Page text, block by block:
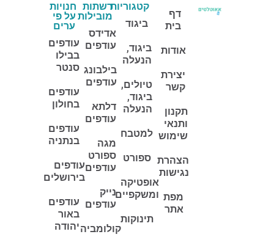
דף
בית
אודות
יצירת
קשר
תקנון
ותנאי
שימוש
הצהרת
נגישות
מפת
אתר
קטגוריות
ביגוד
ביגוד,
הנעלה
טיולים,
ביגוד,
הנעלה
למטבח
ספורט
אופטיקה
ומשקפיים
תינוקות
רשתות
מובילות
אדידס
עודפים
בילבונג
עודפים
דלתא
עודפים
מגה
ספורט
עודפים
נייק
עודפים
קולומביה
חנויות
על פי
ערים
עודפים
בבילו
סנטר
עודפים
בחולון
עודפים
בנתניה
עודפים
בירושלים
עודפים
באור
יהודה